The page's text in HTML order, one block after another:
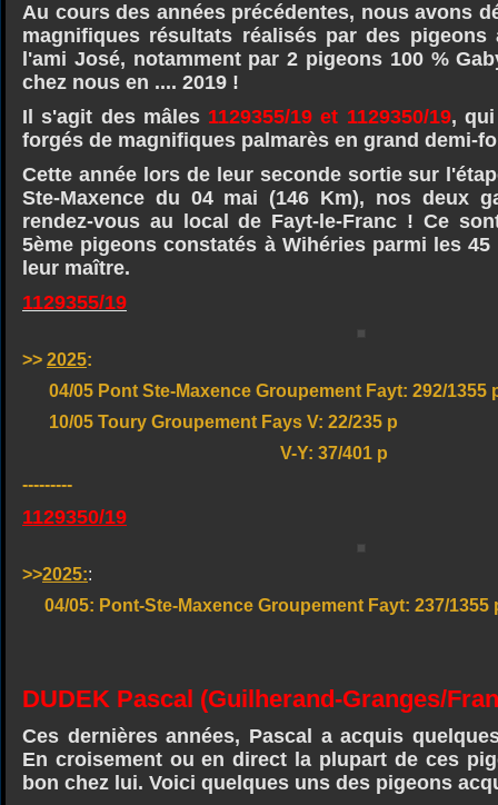
Au cours des années précédentes, nous avons
magnifiques résultats réalisés par des
l'ami José, notamment par 2 pigeons 100 %
chez nous en .... 2019 !
Il s'agit des mâles 1129355/19 et 1129350/19, qui
forgés de magnifiques palmarès en grand demi-
Cette année lors de leur seconde sortie sur
Ste-Maxence du 04 mai (146 Km), nos deux
rendez-vous au local de Fayt-le-Franc ! Ce
5ème pigeons constatés à Wihéries parmi les
leur maître.
1129355/19
>> 2025:
04/05 Pont Ste-Maxence Groupement Fayt: 292/1355
10/05 Toury Groupement Fays V: 22/235 p
V-Y: 37/401 p
---------
1129350/19
>>2025::
04/05: Pont-Ste-Maxence Groupement
DUDEK Pascal (Guilherand-Granges/
Ces dernières années, Pascal a acquis
En croisement ou en direct la plupart de ces
bon chez lui. Voici quelques uns des pigeons